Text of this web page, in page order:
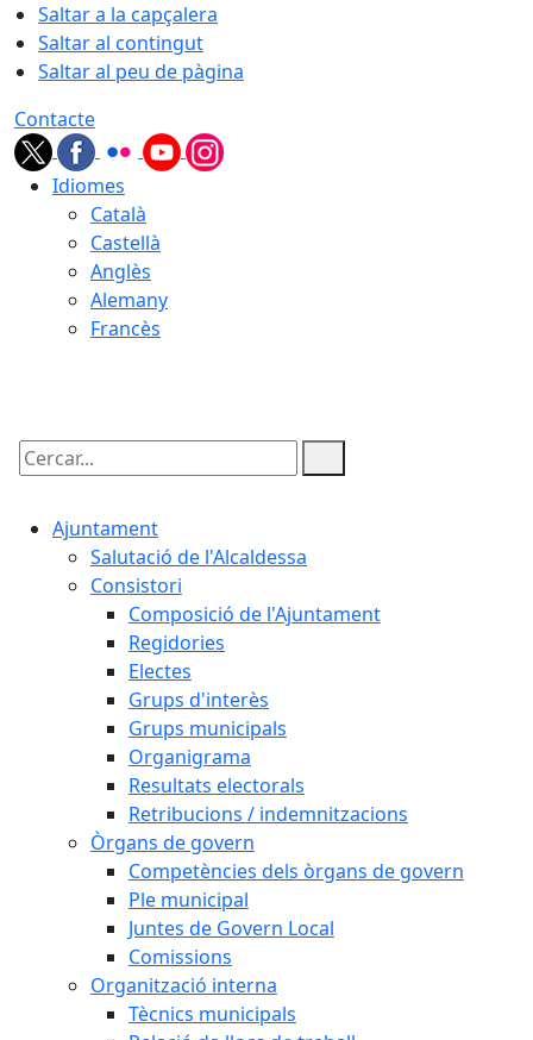
Saltar a la capçalera
Saltar al contingut
Saltar al peu de pàgina
Contacte
Idiomes
Català
Castellà
Anglès
Alemany
Francès
Cercar:
Ajuntament
Salutació de l'Alcaldessa
Consistori
Composició de l'Ajuntament
Regidories
Electes
Grups d'interès
Grups municipals
Organigrama
Resultats electorals
Retribucions / indemnitzacions
Òrgans de govern
Competències dels òrgans de govern
Ple municipal
Juntes de Govern Local
Comissions
Organització interna
Tècnics municipals